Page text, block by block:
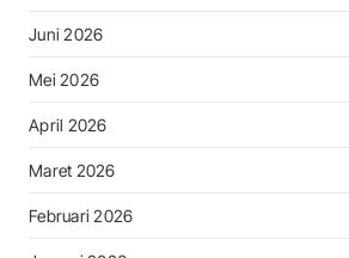
Juni 2026
Mei 2026
April 2026
Maret 2026
Februari 2026